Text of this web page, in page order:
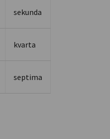
sekunda
kvarta
septima